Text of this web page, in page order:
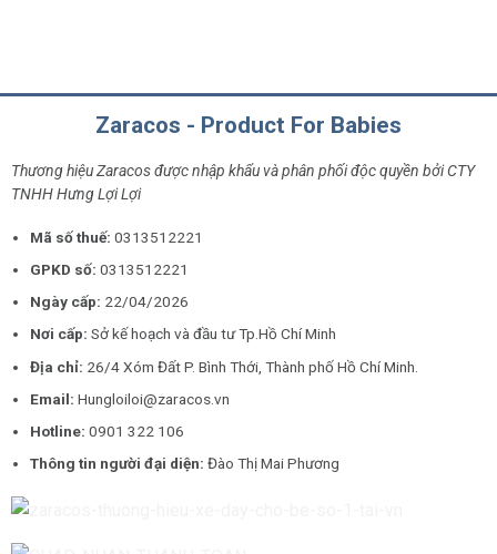
Zaracos - Product For Babies
Thương hiệu Zaracos được nhập khẩu và phân phối độc quyền bởi CTY
TNHH Hưng Lợi Lợi
Mã số thuế: 0313512221
GPKD số:0313512221
Ngày cấp: 22/04/2026
Nơi cấp:Sở kế hoạch và đầu tư Tp.Hồ Chí Minh
Địa chỉ: 26/4 Xóm Đất P. Bình Thới, Thành phố Hồ Chí Minh.
Email:Hungloiloi@zaracos.vn
Hotline:0901 322 106
Thông tin người đại diện:Đào Thị Mai Phương